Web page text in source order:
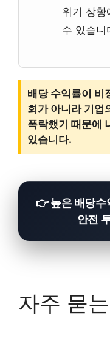
위기 상황
수 있습니
배당 수익률이 비
회가 아니라 기업
폭락했기 때문에
있습니다.
👉 높은 배당수
안전
자주 묻